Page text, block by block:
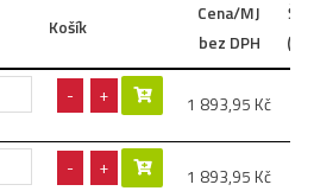
Košík
Cena/MJ
bez DPH
- + 1 893,95 Kč
- + 1 893,95 Kč